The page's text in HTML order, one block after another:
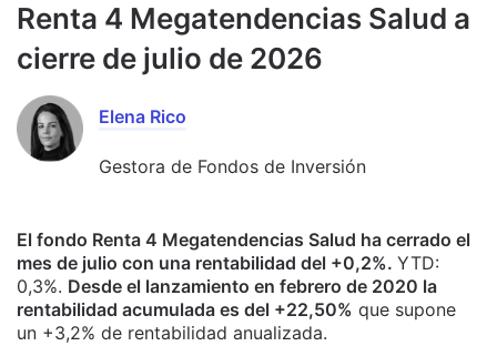
Renta 4 Megatendencias Salud a
cierre de julio de 2026
Elena Rico
Gestora de Fondos de Inversión
El fondo Renta 4 Megatendencias Salud ha cerrado el
mes de julio con una rentabilidad del +0,2%. YTD:
0,3%. Desde el lanzamiento en febrero de 2020 la
rentabilidad acumulada es del +22,50% que supone
un +3,2% de rentabilidad anualizada.